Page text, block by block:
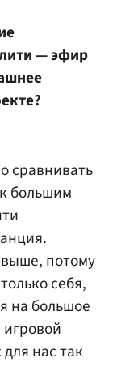
— эфир
сравнивать
большим
потому
себя,
на большое
нас так